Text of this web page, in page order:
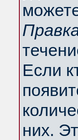
Если
них.